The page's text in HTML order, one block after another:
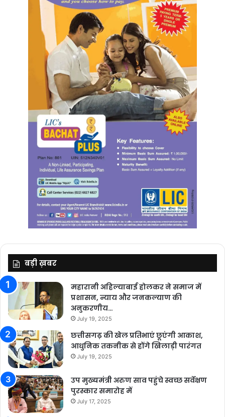
बड़ी ख़बर
महारानी अहिल्याबाई होलकर ने समाज में
प्रशासन, न्याय और जनकल्याण की
अनुकरणीय…
July 19, 2025
छत्तीसगढ़ की खेल प्रतिभाएं छूएंगी आकाश,
आधुनिक तकनीक से होंगे खिलाड़ी पारंगत
July 19, 2025
उप मुख्यमंत्री अरुण साव पहुंचे स्वच्छ सर्वेक्षण
पुरस्कार समारोह में
July 17, 2025